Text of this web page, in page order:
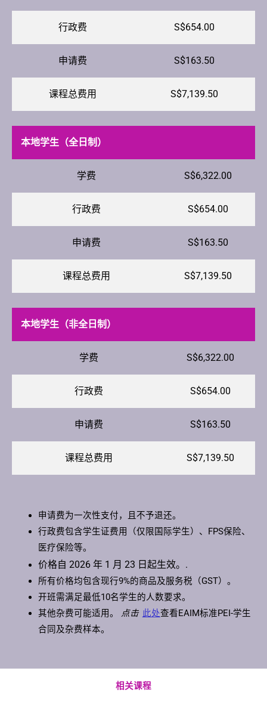
行政费 S$654.00
申请费 S$163.50
课程总费用 S$7,139.50
本地学生（全日制）
学费 S$6,322.00
行政费 S$654.00
申请费 S$163.50
课程总费用 S$7,139.50
本地学生（非全日制）
学费 S$6,322.00
行政费 S$654.00
申请费 S$163.50
课程总费用 S$7,139.50
申请费为一次性支付，且不予退还。
行政费包含学生证费用（仅限国际学生）、FPS保险、
医疗保险等。
价格自 2026 年 1 月 23 日起生效。.
所有价格均包含现行9%的商品及服务税（GST）。
开班需满足最低10名学生的人数要求。
其他杂费可能适用。 点击 此处查看EAIM标准PEI-学生
合同及杂费样本。
相关课程